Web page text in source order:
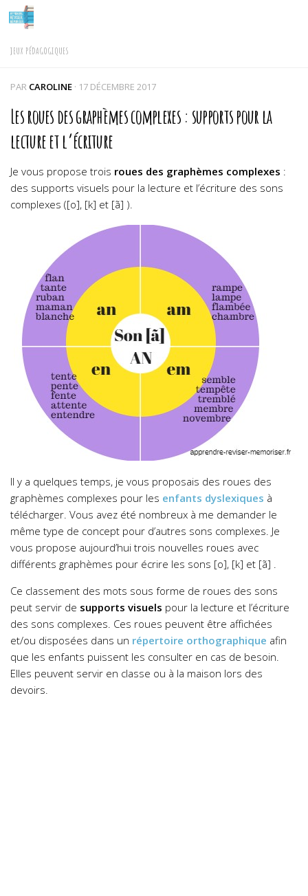
Skip to content
JEUX PÉDAGOGIQUES
PAR CAROLINE · 17 DÉCEMBRE 2017
Les roues des graphèmes complexes : supports pour la
lecture et l’écriture
Je vous propose trois roues des graphèmes complexes :
des supports visuels pour la lecture et l’écriture des sons
complexes ([o], [k] et [ã] ).
Il y a quelques temps, je vous proposais des roues des
graphèmes complexes pour les enfants dyslexiques à
télécharger. Vous avez été nombreux à me demander le
même type de concept pour d’autres sons complexes. Je
vous propose aujourd’hui trois nouvelles roues avec
différents graphèmes pour écrire les sons [o], [k] et [ã] .
Ce classement des mots sous forme de roues des sons
peut servir de supports visuels pour la lecture et l’écriture
des sons complexes. Ces roues peuvent être affichées
et/ou disposées dans un répertoire orthographique afin
que les enfants puissent les consulter en cas de besoin.
Elles peuvent servir en classe ou à la maison lors des
devoirs.